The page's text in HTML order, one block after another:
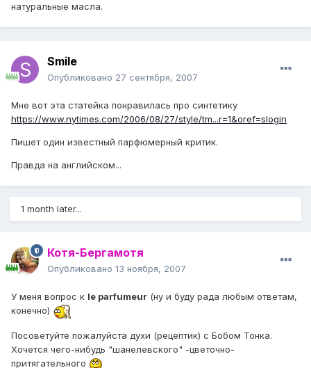
натуральные масла.
Smile
Опубликовано 27 сентября, 2007
Мне вот эта статейка понравилась про синтетику
https://www.nytimes.com/2006/08/27/style/tm...r=1&oref=slogin
Пишет один известный парфюмерный критик.
Правда на английском...
1 month later...
Котя-Бергамотя
Опубликовано 13 ноября, 2007
У меня вопрос к le parfumeur (ну и буду рада любым ответам,
конечно)
Посоветуйте пожалуйста духи (рецептик) с Бобом Тонка.
Хочется чего-нибудь "шанелевского" -цветочно-
притягательного